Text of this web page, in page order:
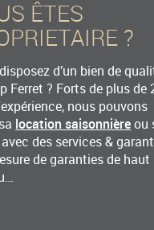
et de jardin. De
tous les coins de la
avec l'agence.
ÊTES
?
d’un bien de
Ferret ? Forts de plus de
nous pouvons
location saisonnièreou
avec des services &
de garanties de haut